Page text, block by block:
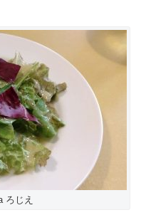
ろじえ